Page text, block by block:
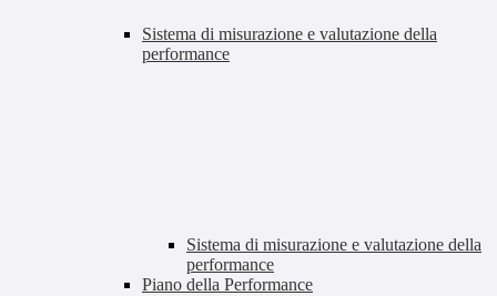
Sistema di misurazione e valutazione della
performance
Sistema di misurazione e valutazione della
performance
Piano della Performance